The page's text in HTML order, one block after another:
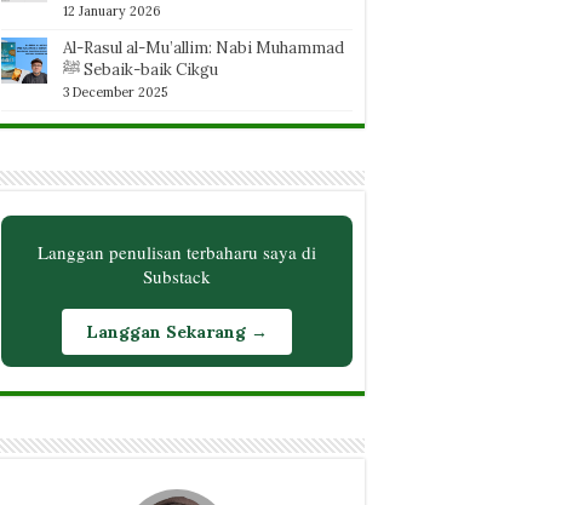
12 January 2026
Al-Rasul al-Mu’allim: Nabi Muhammad
ﷺ Sebaik-baik Cikgu
3 December 2025
Langgan penulisan terbaharu saya di
Substack
Langgan Sekarang →